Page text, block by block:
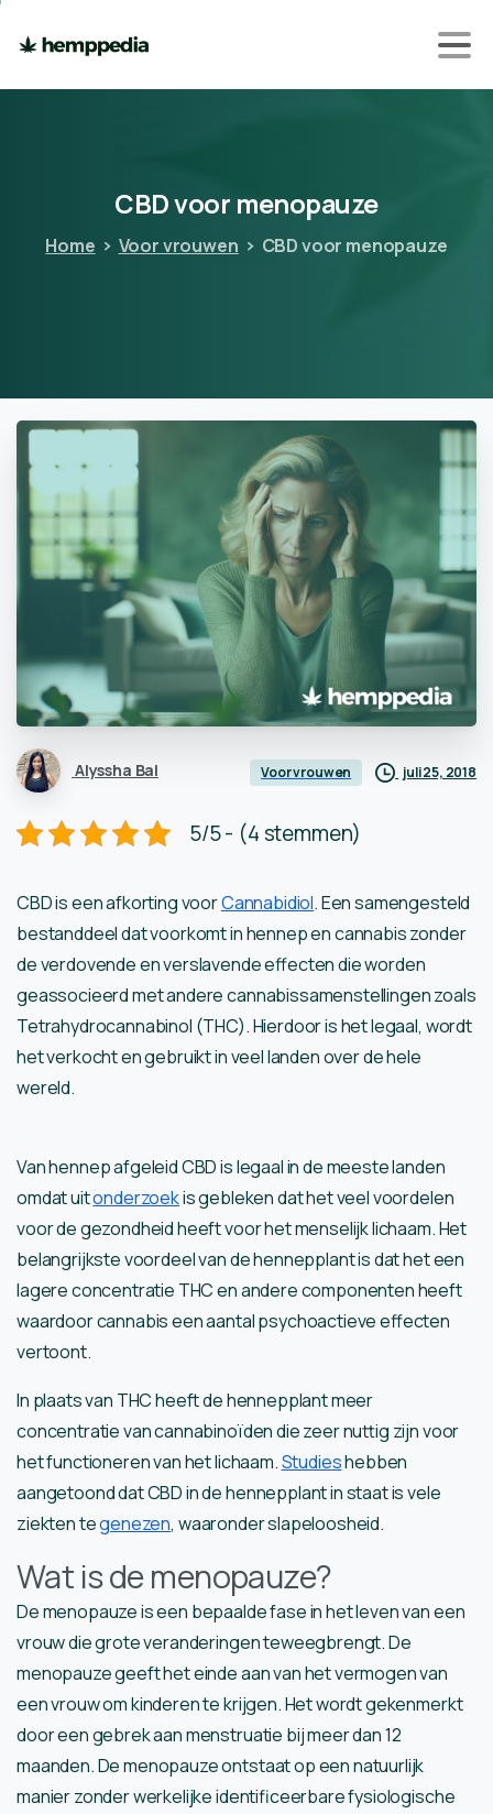
CBDvoor menopauze
Home Voor vrouwen CBD voor menopauze
Alyssha Bal Voor vrouwen juli 25, 2018
5/5 - (4 stemmen)
CBD is een afkorting voorCannabidiol. Een samengesteld
bestanddeel dat voorkomt in hennep en cannabis zonder
de verdovende en verslavende effecten die worden
geassocieerd met andere cannabissamenstellingen zoals
Tetrahydrocannabinol (THC). Hierdoor is het legaal, wordt
het verkocht en gebruikt in veel landen over de hele
wereld.
Van hennep afgeleid CBD is legaal in de meeste landen
omdat uitonderzoekis gebleken dat het veel voordelen
voor de gezondheid heeft voor het menselijk lichaam. Het
belangrijkste voordeel van de hennepplant is dat het een
lagere concentratie THC en andere componenten heeft
waardoor cannabis een aantal psychoactieve effecten
vertoont.
In plaats van THC heeft de hennepplant meer
concentratie van cannabinoïden die zeer nuttig zijn voor
het functioneren van het lichaam.Studieshebben
aangetoond dat CBD in de hennepplant in staat is vele
ziekten tegenezen, waaronder slapeloosheid.
Wat is de menopauze?
De menopauze is een bepaalde fase in het leven van een
vrouw die grote veranderingen teweegbrengt. De
menopauze geeft het einde aan van het vermogen van
een vrouw om kinderen te krijgen. Het wordt gekenmerkt
door een gebrek aan menstruatie bij meer dan 12
maanden. De menopauze ontstaat op een natuurlijk
manier zonder werkelijke identificeerbare fysiologische